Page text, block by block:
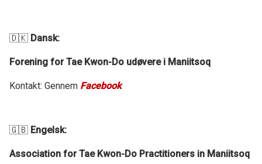
🇩🇰 Dansk:
Forening for Tae Kwon-Do udøvere i Maniitsoq
Kontakt: Gennem Facebook
🇬🇧 Engelsk:
Association for Tae Kwon-Do Practitioners in Maniitsoq